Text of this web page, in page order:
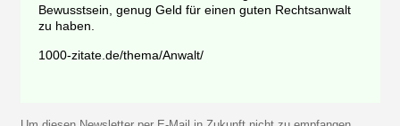
Bewusstsein, genug Geld für einen guten Rechtsanwalt
zu haben.
1000-zitate.de/thema/Anwalt/